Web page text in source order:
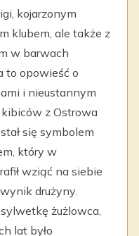
kojarzonym
klubem, ale także z
w barwach
to opowieść o
i nieustannym
z Ostrowa
się symbolem
który w
wziąć na siebie
drużyny.
żużlowca,
lat było